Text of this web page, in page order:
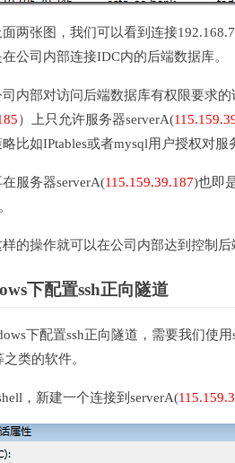
两张图，我们可以看到连接
公司内部连接IDC内的后端数据库。
内部对访问后端数据库有权限要求
）上只允许服务器serverA(
比如IPtables或者mysql用户授权对服
服务器serverA(115.159.39.187)也即
的操作就可以在公司内部达到控制后
下配置ssh正向隧道
下配置ssh正向隧道，需要我们使
类的软件。
，新建一个连接到serverA(